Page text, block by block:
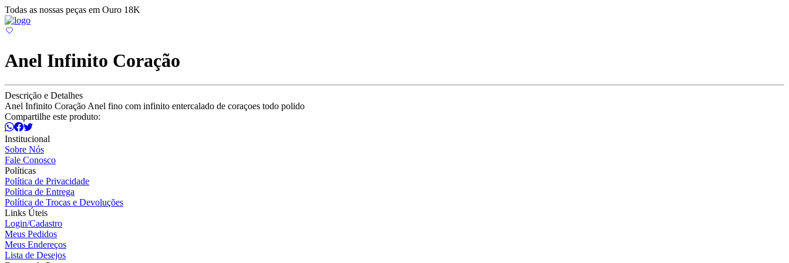
Todas as nossas peças em Ouro 18K
Anel Infinito Coração
Descrição e Detalhes
Anel Infinito Coração Anel fino com infinito entercalado de coraçoes todo polido
Compartilhe este produto:
Institucional
Sobre Nós
Fale Conosco
Políticas
Política de Privacidade
Política de Entrega
Política de Trocas e Devoluções
Links Úteis
Login/Cadastro
Meus Pedidos
Meus Endereços
Lista de Desejos